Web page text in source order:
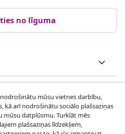
no līguma
mūsu vietnes darbību,
kā arī nodrošinātu sociālo plašsaziņas
mūsu datplūsmu. Turklāt mēs
plašsaziņas līdzekļiem,